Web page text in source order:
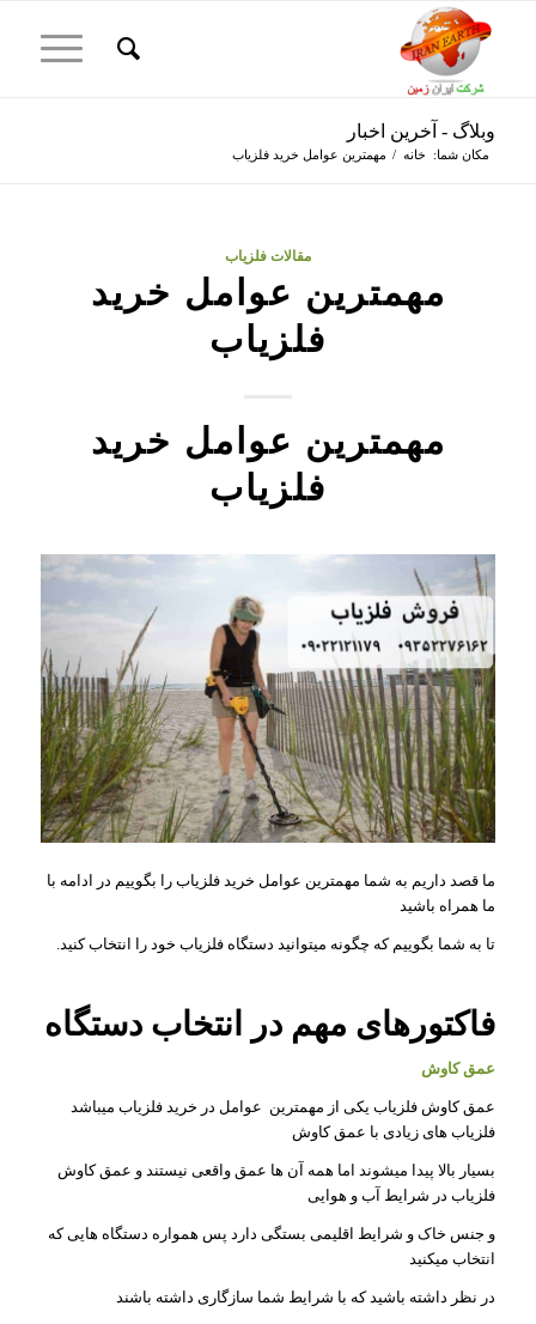
وبلاگ - آخرین اخبار
مکان شما: خانه / مهمترین عوامل خرید فلزیاب
مقالات فلزیاب
مهمترین عوامل خرید
فلزیاب
مهمترین عوامل خرید
فلزیاب
ما قصد داریم به شما مهمترین عوامل خرید فلزیاب را بگوییم در ادامه با
ما همراه باشید
تا به شما بگوییم که چگونه میتوانید دستگاه فلزیاب خود را انتخاب کنید.
فاکتورهای مهم در انتخاب دستگاه
عمق کاوش
عمق کاوش فلزیاب یکی از مهمترین عوامل در خرید فلزیاب میباشد
فلزیاب های زیادی با عمق کاوش
بسیار بالا پیدا میشوند اما همه آن ها عمق واقعی نیستند و عمق کاوش
فلزیاب در شرایط آب و هوایی
و جنس خاک و شرایط اقلیمی بستگی دارد پس همواره دستگاه هایی که
انتخاب میکنید
در نظر داشته باشید که با شرایط شما سازگاری داشته باشند